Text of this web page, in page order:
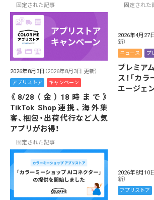
固定された記事
2026年8月3日 （2026年8月3日 更新）
アプリストア キャンペーン
《8/28（金）18時まで》
TikTok Shop連携、海外集
客、梱包・出荷代行など人気
アプリがお得！
固定された
2026年4月27日
新）
ニュース プ
プレミア
ス！「カ
エージェ
固定された記事
2026年8月10日
新）
アプリストア